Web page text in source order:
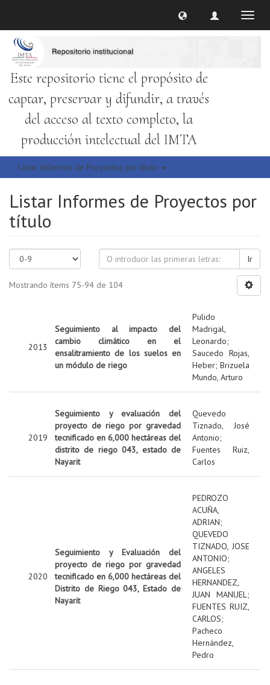
Este repositorio tiene el propósito de
captar, preservar y difundir, a través
del acceso al texto completo, la
producción intelectual del IMTA
Listar Informes de Proyectos por título
Listar Informes de Proyectos por
título
Ir
Mostrando ítems 75-94 de 104
2013
Seguimiento al impacto del
cambio climático en el
ensalitramiento de los suelos en
un módulo de riego
Pulido
Madrigal,
Leonardo;
Saucedo Rojas,
Heber; Brizuela
Mundo, Arturo
2019
Seguimiento y evaluación del
proyecto de riego por gravedad
tecnificado en 6,000 hectáreas del
distrito de riego 043, estado de
Nayarit
Quevedo
Tiznado, José
Antonio;
Fuentes Ruiz,
Carlos
2020
Seguimiento y Evaluación del
proyecto de riego por gravedad
tecnificado en 6,000 hectáreas del
Distrito de Riego 043, Estado de
Nayarit
PEDROZO
ACUÑA,
ADRIAN;
QUEVEDO
TIZNADO, JOSE
ANTONIO;
ANGELES
HERNANDEZ,
JUAN MANUEL;
FUENTES RUIZ,
CARLOS;
Pacheco
Hernández,
Pedro